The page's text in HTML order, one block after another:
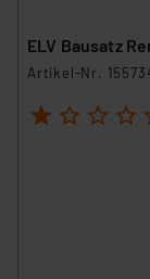
ELV Bausatz
Artikel-Nr.
1 2 3 4 5